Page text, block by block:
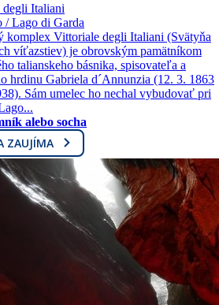
Italiani
/ Lago di Garda
komplex Vittoriale degli Italiani (Svätyňa
víťazstiev) je obrovským pamätníkom
talianskeho básnika, spisovateľa a
hrdinu Gabriela d´Annunzia (12. 3. 1863
Sám umelec ho nechal vybudovať pri
alebo socha
ZAUJÍMA